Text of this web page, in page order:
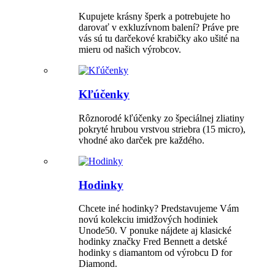
Kupujete krásny šperk a potrebujete ho
darovať v exkluzívnom balení? Práve pre
vás sú tu darčekové krabičky ako ušité na
mieru od našich výrobcov.
Kľúčenky
Rôznorodé kľúčenky zo špeciálnej zliatiny
pokryté hrubou vrstvou striebra (15 micro),
vhodné ako darček pre každého.
Hodinky
Chcete iné hodinky? Predstavujeme Vám
novú kolekciu imidžových hodiniek
Unode50. V ponuke nájdete aj klasické
hodinky značky Fred Bennett a detské
hodinky s diamantom od výrobcu D for
Diamond.